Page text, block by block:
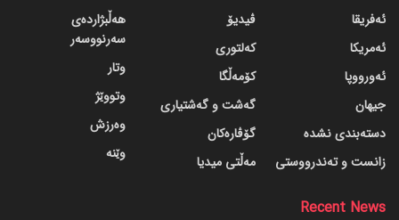
ئەفریقا
ئەمریکا
ئەورووپا
جیهان
دسته‌بندی نشده
زانست و تەندرووستی
ڤیدیۆ
کەلتوری
کۆمەڵگا
گه‌شت و گه‌شتیاری
گۆڤاره‌کان
مەڵتی میدیا
هەڵبژاردەی
سەرنووسەر
وتار
وتووێژ
وەرزش
وێنە
Recent News